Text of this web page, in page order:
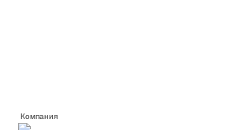
Компания